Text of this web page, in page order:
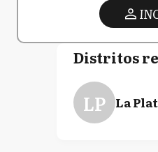
Distritos
LP La